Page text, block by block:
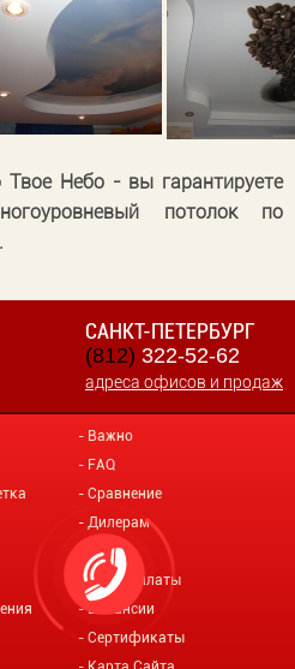
Небо - вы гарантируете
потолок по
Важно
FAQ
Сравнение
Дилерам
О нас
Виды оплаты
Вакансии
Сертификаты
САНКТ-ПЕТЕРБУРГ
(812) 322-52-62
адреса офисов и продаж